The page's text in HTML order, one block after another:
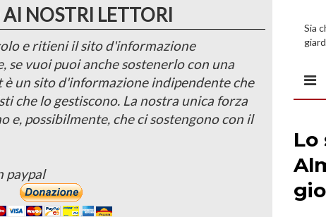
NOSTRI LETTORI
e ritieni il sito d'informazione
se vuoi puoi anche sostenerlo con una
un sito d'informazione indipendente che
che lo gestiscono. La nostra unica forza
e, possibilmente, che ci sostengono con il
paypal
Sia